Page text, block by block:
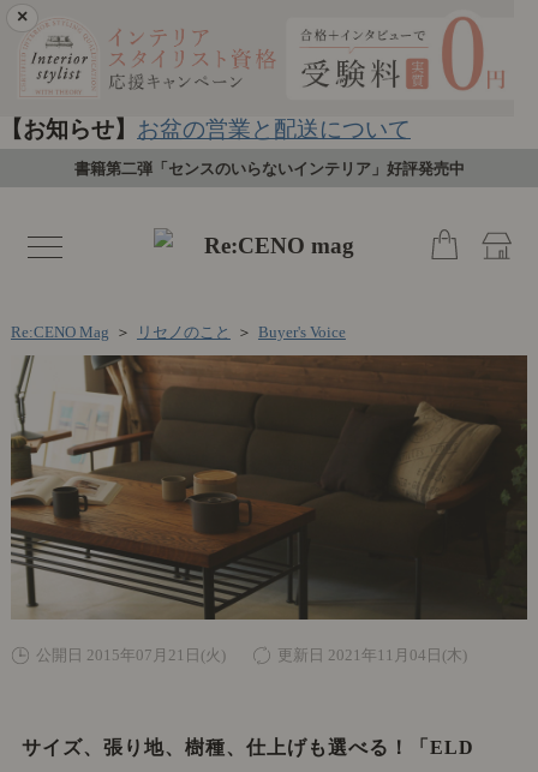
×
【お知らせ】 お盆の営業と配送について
書籍第二弾「センスのいらないインテリア」好評発売中
toggle
navigation
Re:CENO Mag ＞ リセノのこと ＞ Buyer's Voice
公開日 2015年07月21日(火) 更新日 2021年11月04日(木)
サイズ、張り地、樹種、仕上げも選べる！「ELD